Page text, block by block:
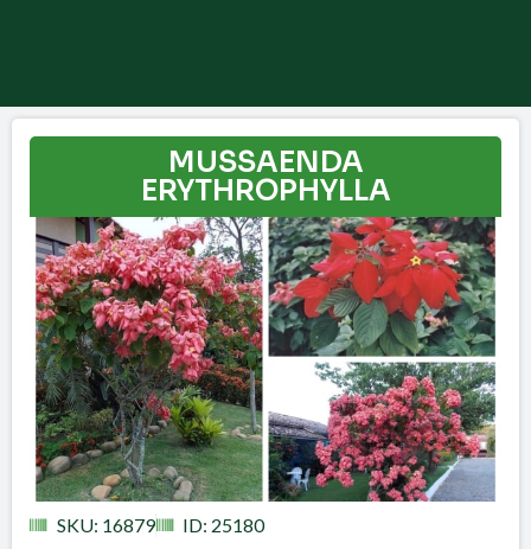
MUSSAENDA
ERYTHROPHYLLA
SKU: 16879 ID: 25180